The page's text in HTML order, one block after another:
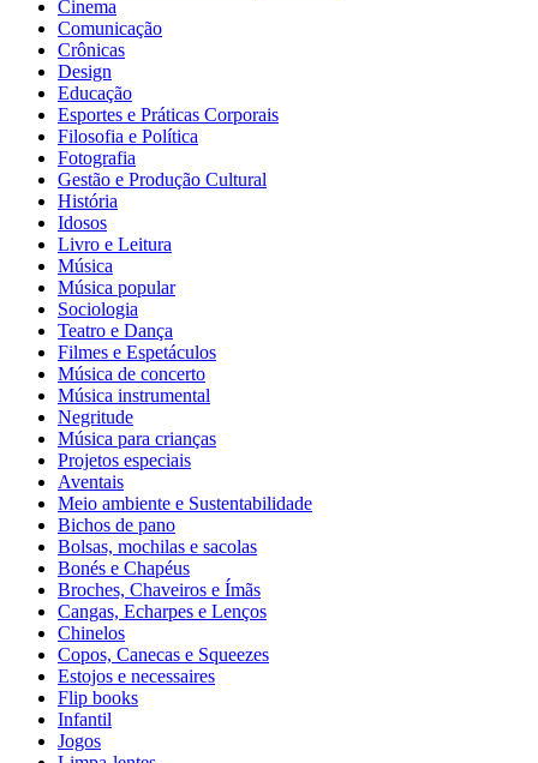
Cinema
Comunicação
Crônicas
Design
Educação
Esportes e Práticas Corporais
Filosofia e Política
Fotografia
Gestão e Produção Cultural
História
Idosos
Livro e Leitura
Música
Música popular
Sociologia
Teatro e Dança
Filmes e Espetáculos
Música de concerto
Música instrumental
Negritude
Música para crianças
Projetos especiais
Aventais
Meio ambiente e Sustentabilidade
Bichos de pano
Bolsas, mochilas e sacolas
Bonés e Chapéus
Broches, Chaveiros e Ímãs
Cangas, Echarpes e Lenços
Chinelos
Copos, Canecas e Squeezes
Estojos e necessaires
Flip books
Infantil
Jogos